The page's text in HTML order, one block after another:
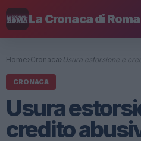
La Cronaca di Roma
Home› Cronaca› Usura estorsione e
CRONACA
Usura
credito